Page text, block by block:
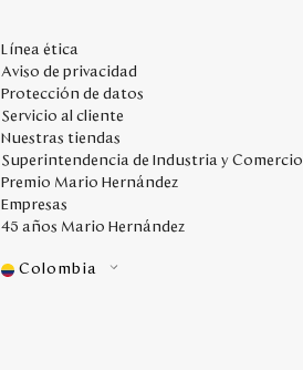
Línea ética
Aviso de privacidad
Protección de datos
Servicio al cliente
Nuestras tiendas
Superintendencia de Industria y Comercio
Premio Mario Hernández
Empresas
45 años Mario Hernández
Colombia